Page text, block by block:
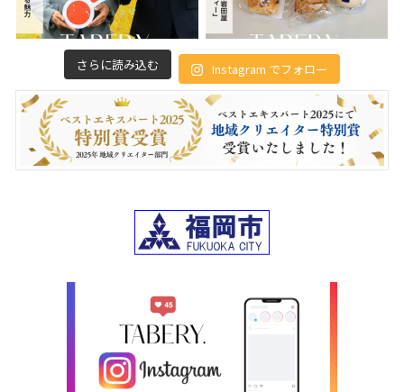
さらに読み込む Instagram でフォロー